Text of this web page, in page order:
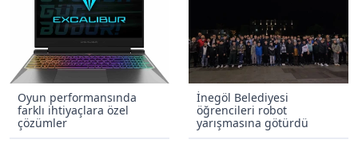
Oyun performansında
farklı ihtiyaçlara özel
çözümler
İnegöl Belediyesi
öğrencileri robot
yarışmasına götürdü